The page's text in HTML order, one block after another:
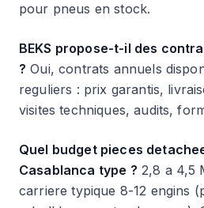
pour pneus en stock.
BEKS propose-t-il des
? Oui, contrats annuels
reguliers : prix garantis,
visites techniques, audits,
Quel budget pieces
Casablanca type ? 2,8 a 4,5
carriere typique 8-12 engins